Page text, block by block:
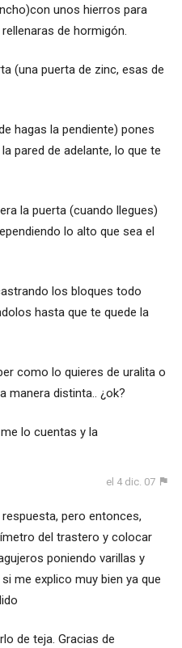
unos hierros para
de hormigón.
(una puerta de zinc, esas de
hagas la pendiente) pones
pared de adelante, lo que te
la puerta (cuando llegues)
lo alto que sea el
los bloques todo
hasta que te quede la
como lo quieres de uralita o
manera distinta.. ¿ok?
lo cuentas y la
el 4 dic. 07
pero entonces,
del trastero y colocar
poniendo varillas y
me explico muy bien ya que
de teja. Gracias de